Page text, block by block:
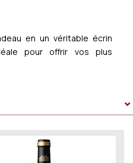
en un véritable écrin
pour offrir vos plus